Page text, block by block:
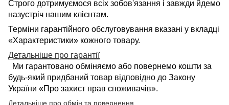
Строго дотримуємося всіх зобов'язання і завжди йдемо
назустріч нашим клієнтам.
Терміни гарантійного обслуговування вказані у вкладці
«Характеристики» кожного товару.
Детальніше про гарантії
Ми гарантовано обміняємо або повернемо кошти за
будь-який придбаний товар відповідно до Закону
України «Про захист прав споживачів».
Детальніше про обмін та повернення